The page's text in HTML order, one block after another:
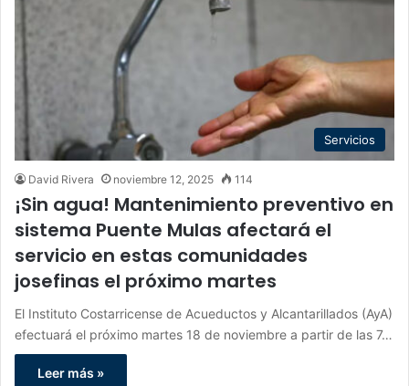
Servicios
David Rivera noviembre 12, 2025 114
¡Sin agua! Mantenimiento preventivo en
sistema Puente Mulas afectará el
servicio en estas comunidades
josefinas el próximo martes
El Instituto Costarricense de Acueductos y Alcantarillados (AyA)
efectuará el próximo martes 18 de noviembre a partir de las 7…
Leer más »